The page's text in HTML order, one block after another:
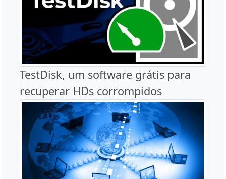
TestDisk, um software grátis para
recuperar HDs corrompidos